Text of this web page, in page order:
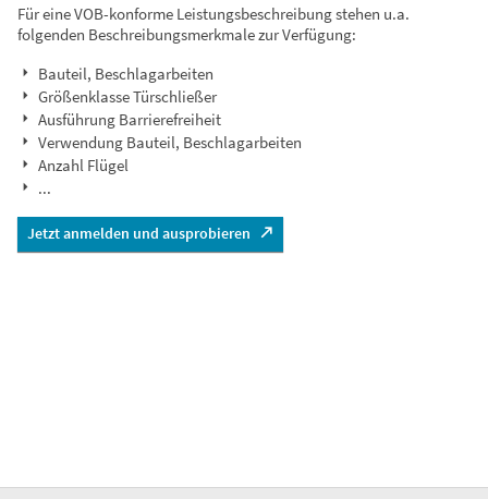
Für eine VOB-konforme Leistungsbeschreibung stehen u.a.
folgenden Beschreibungsmerkmale zur Verfügung:
Bauteil, Beschlagarbeiten
Größenklasse Türschließer
Ausführung Barrierefreiheit
Verwendung Bauteil, Beschlagarbeiten
Anzahl Flügel
...
Jetzt anmelden und ausprobieren